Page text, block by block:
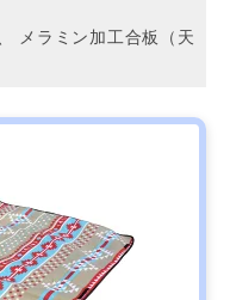
メラミン加工合板（天